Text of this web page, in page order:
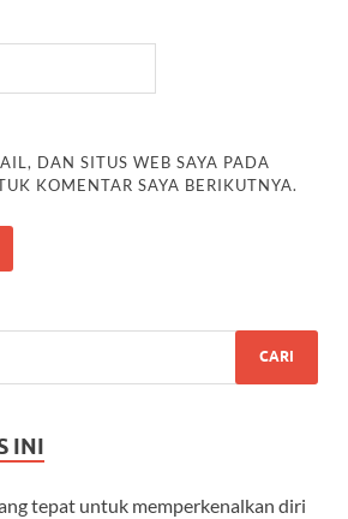
DAN SITUS WEB SAYA PADA
KOMENTAR SAYA BERIKUTNYA.
INI
tepat untuk memperkenalkan diri